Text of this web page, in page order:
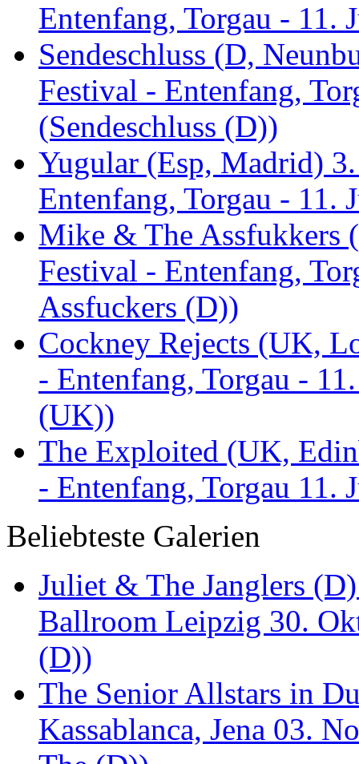
Entenfang, Torgau -
Sendeschluss (D,
Festival - Entenfang,
(Sendeschluss (D))
Yugular (Esp, Madrid)
Entenfang, Torgau - 11.
Mike & The Assfukkers
Festival - Entenfang,
Assfuckers (D))
Cockney Rejects (UK,
- Entenfang, Torgau -
(UK))
The Exploited (UK,
- Entenfang, Torgau
Beliebteste Galerien
Juliet & The Janglers
Ballroom Leipzig 30.
(D))
The Senior Allstars in
Kassablanca, Jena 03.